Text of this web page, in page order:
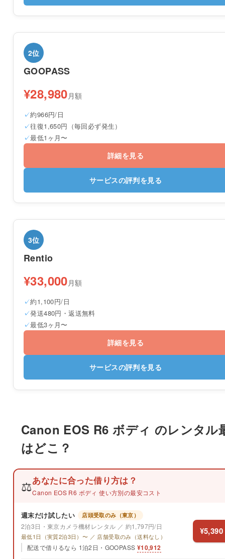
2位
GOOPASS
¥28,980 月額
約966円/日
往復1,650円（毎回必ず発生）
最低1ヶ月〜
詳細を見る
サービスの評判を見る
3位
Rentio
¥33,000 月額
約1,100円/日
発送480円・返送無料
最低3ヶ月〜
詳細を見る
サービスの評判を見る
Canon EOS R6 ボディ のレンタル
はどこ？
⚖️あなたに合った借り方は？
Canon EOS R6 ボディ 使い方別の最安コスト
週末だけ試したい 店頭受取のみ（東京）
2泊3日・東京カメラ機材レンタル ／ 約1,797円/日
最低1日（実質2泊3日）〜 ／ 店舗受取のみ（送料なし）
配送で借りるなら 1泊2日・GOOPASS ¥10,912
¥5,390